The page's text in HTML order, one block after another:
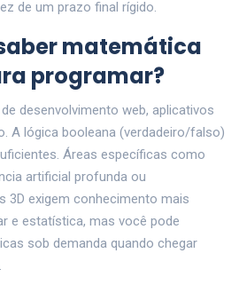
de um prazo final rígido.
matemática
programar?
desenvolvimento web, aplicativos
A lógica booleana (verdadeiro/falso)
Áreas específicas como
artificial profunda ou
3D exigem conhecimento mais
e estatística, mas você pode
sob demanda quando chegar